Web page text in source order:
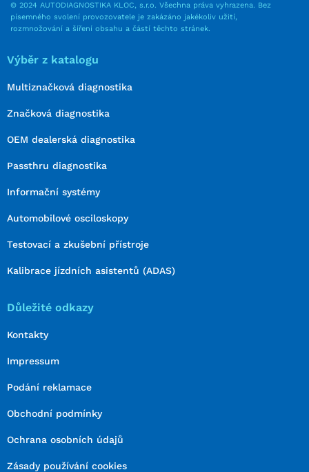
© 2024 AUTODIAGNOSTIKA KLOC, s.r.o. Všechna práva vyhrazena. Bez
písemného svolení provozovatele je zakázáno jakékoliv užití,
rozmnožování a šíření obsahu a částí těchto stránek.
Výběr z katalogu
Multiznačková diagnostika
Značková diagnostika
OEM dealerská diagnostika
Passthru diagnostika
Informační systémy
Automobilové osciloskopy
Testovací a zkušební přístroje
Kalibrace jízdních asistentů (ADAS)
Důležité odkazy
Kontakty
Impressum
Podání reklamace
Obchodní podmínky
Ochrana osobních údajů
Zásady používání cookies